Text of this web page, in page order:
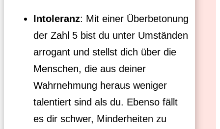
Intoleranz: Mit einer Überbetonung
der Zahl 5 bist du unter Umständen
arrogant und stellst dich über die
Menschen, die aus deiner
Wahrnehmung heraus weniger
talentiert sind als du. Ebenso fällt
es dir schwer, Minderheiten zu